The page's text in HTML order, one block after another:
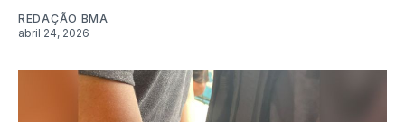
REDAÇÃO BMA
abril 24, 2026